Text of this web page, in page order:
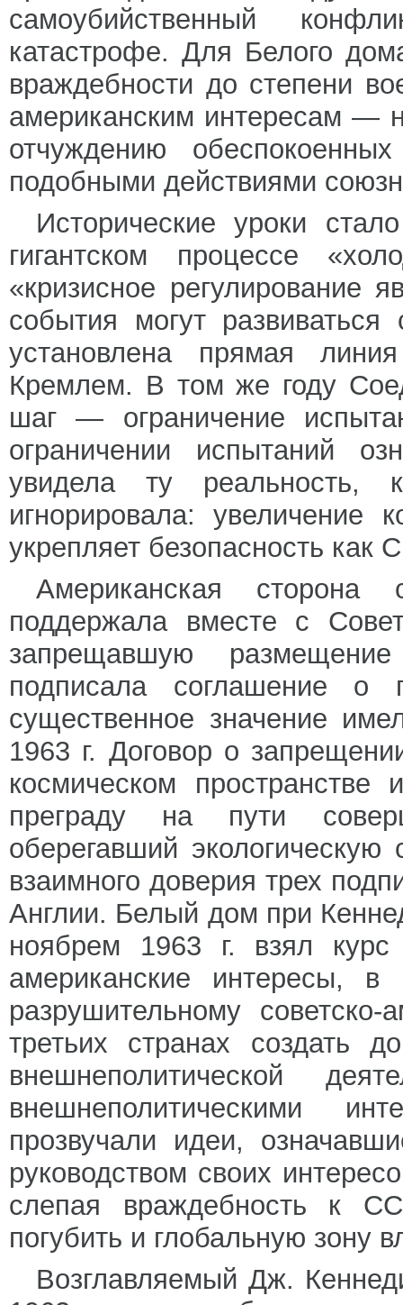
самоубийственный
катастрофе. Для Белого
враждебности до степени
американским интересам —
отчуждению
подобными действиями
Исторические уроки
гигантском процессе
«кризисное регулирование
события могут
установлена прямая
Кремлем. В том же году
шаг — ограничение
ограничении испытаний
увидела ту реальность,
игнорировала: увеличение
укрепляет безопасность
Американская сторона
поддержала вместе с
запрещавшую
подписала соглашение
существенное значение
1963 г. Договор о
космическом
преграду на пути
оберегавший
взаимного доверия трех
Англии. Белый дом при
ноябрем 1963 г. взял
американские интересы, в
разрушительному
третьих странах создать
внешнеполитической
внешнеполитическими
прозвучали идеи,
руководством своих
слепая враждебность к
погубить и глобальную зону
Возглавляемый Дж.